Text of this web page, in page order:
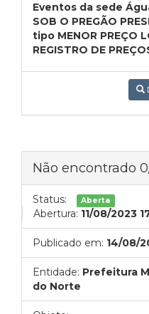
Eventos da sede
SOB O PREGÃO
tipo MENOR PREÇO
REGISTRO DE
Não encontrado
Status: Aberta
Abertura: 11/08/2023
Publicado em: 14/08/
Entidade: Prefeitura
do Norte